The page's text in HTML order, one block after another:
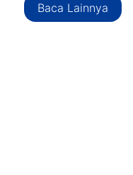
Baca Lainnya